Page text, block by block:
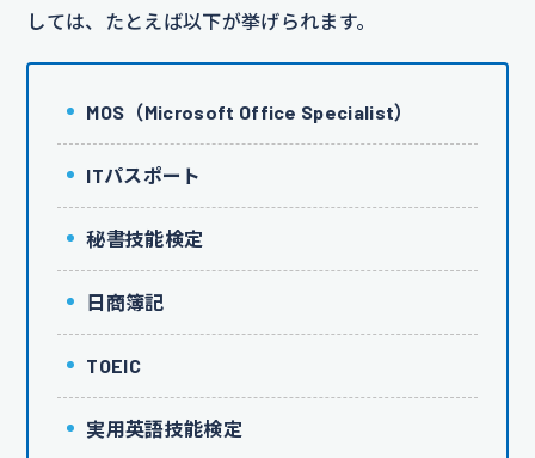
しては、たとえば以下が挙げられます。
MOS（Microsoft Office Specialist）
ITパスポート
秘書技能検定
日商簿記
TOEIC
実用英語技能検定